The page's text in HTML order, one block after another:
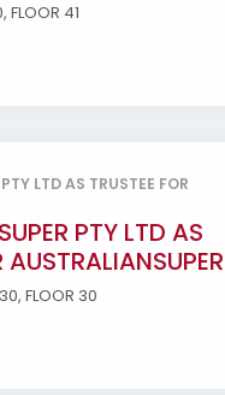
FLOOR 41
LTD AS TRUSTEE FOR
PTY LTD AS
AUSTRALIANSUPER
FLOOR 30